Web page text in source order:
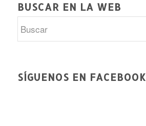
BUSCAR EN LA WEB
SÍGUENOS EN FACEBOOK